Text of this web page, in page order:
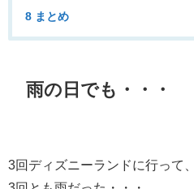
8 まとめ
雨の日でも・・・
3回ディズニーランドに行って、